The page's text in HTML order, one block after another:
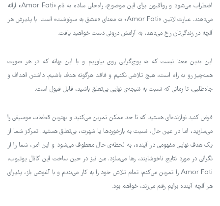
اضطراب می‌شود و رواقیون برای این موضوع، راه‌حلی ساده به نام «Amor Fati» ارائه
می‌دهند. عبارت لاتین «Amor Fati» به معنای «عشق به سرنوشت» است. با پذیرش هر
آنچه در زندگی‌تان رخ می‌دهد، به آرامش درونی دست خواهید یافت.
این بدین معنا نیست که به پوچ‌گرایی روی بیاوریم و با این بهانه که در هر صورت
همه‌چیز رو به راه است، هیچ تلاشی نکنیم و فاقد هرگونه هدف باشیم. داشتن اهداف و
جاه‌طلبی، تا زمانی که نسبت به نتیجه‌ی نهایی بی‌تعلق باشید، قابل قبول است.
فرض کنید نوازنده‌ای هستید که تا حد ممکن تمرین می‌کنید و بهترین قطعات موسیقی را
می‌سازید، اما در عین حال، نسبت به بازخوردها یا شهرت، بی‌تعلق هستید. تمرکز شما از
یک هدف نهایی مفهومی در آینده، به لحظه‌ی حال معطوف می‌شود و این امر، شما را از
نگرانی در مورد نتایج ناخوشایند، رها می‌سازد. من نیز در حین ساخت این کانال یوتیوب،
Amor Fati را تمرین می‌کنم: تمام تلاش خود را به کار می‌بندم و با آغوشی باز، پذیرای
هر آنچه آینده برایم رقم می‌زند، خواهم بود.